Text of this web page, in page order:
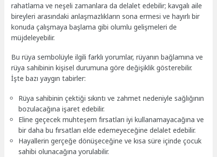
rahatlama ve neşeli zamanlara da delalet edebilir; kavgalı aile
bireyleri arasındaki anlaşmazlıkların sona ermesi ve hayırlı bir
konuda çalışmaya başlama gibi olumlu gelişmeleri de
müjdeleyebilir.
Bu rüya sembolüyle ilgili farklı yorumlar, rüyanın bağlamına ve
rüya sahibinin kişisel durumuna göre değişiklik gösterebilir.
İşte bazı yaygın tabirler:
Rüya sahibinin çektiği sıkıntı ve zahmet nedeniyle sağlığının
bozulacağına işaret edebilir.
Eline geçecek muhteşem fırsatları iyi kullanamayacağına ve
bir daha bu fırsatları elde edemeyeceğine delalet edebilir.
Hayallerin gerçeğe dönüşeceğine ve kısa süre içinde çocuk
sahibi olunacağına yorulabilir.